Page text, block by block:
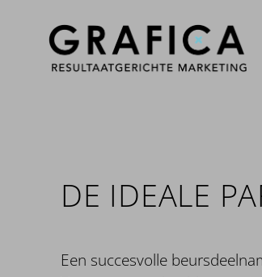
DE IDEALE
Een succesvolle